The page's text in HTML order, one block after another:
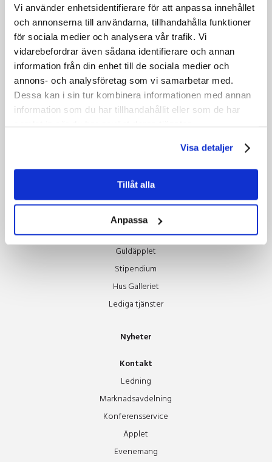
Vi använder enhetsidentifierare för att anpassa innehållet
och annonserna till användarna, tillhandahålla funktioner
för sociala medier och analysera vår trafik. Vi
vidarebefordrar även sådana identifierare och annan
information från din enhet till de sociala medier och
annons- och analysföretag som vi samarbetar med.
Dessa kan i sin tur kombinera informationen med annan
information som du har tillhandahållit eller som de har
Visa detaljer
Tillåt alla
Anpassa
Freja
Vinluncher
Beer Club
Soul Train
Miljö
Vår miljöpolicy
Grönare resor
Tillsammans hjälps vi åt
Om oss
Styrelsen
Guldäpplet
Stipendium
Hus Galleriet
Lediga tjänster
Nyheter
Kontakt
Ledning
Marknadsavdelning
Konferensservice
Äpplet
Evenemang